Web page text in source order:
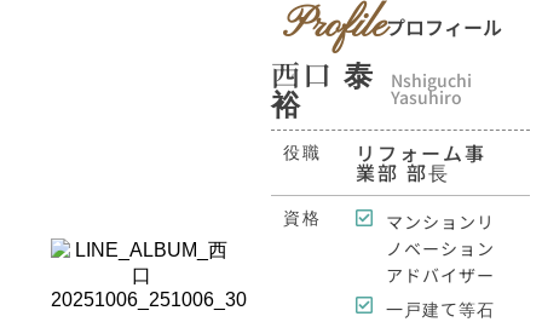
Profileプロフィール
西口 泰
裕
Nshiguchi
Yasuhiro
役職 リフォーム事
業部 部長
資格
マンションリ
ノベーション
アドバイザー
一戸建て等石